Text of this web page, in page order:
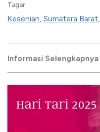
Tagar:
Kesenian, Sumatera Barat,
Informasi Selengkapnya